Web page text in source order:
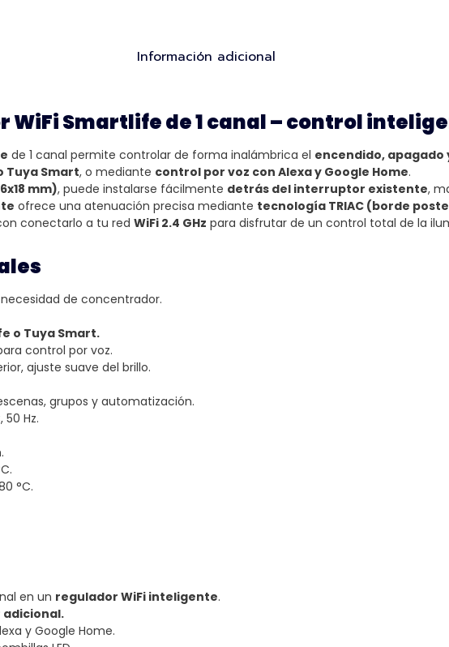
Información adicional
Smartlife de 1 canal – control
de 1 canal permite controlar de forma inalámbrica el encendido, apagado
Tuya Smart, o mediante control por voz con Alexa y Google Home.
mm), puede instalarse fácilmente detrás del interruptor existente,
ofrece una atenuación precisa mediante tecnología TRIAC (borde
conectarlo a tu red WiFi 2.4 GHz para disfrutar de un control total de la
necesidad de concentrador.
o Tuya Smart.
control por voz.
ajuste suave del brillo.
grupos y automatización.
50 Hz.
°C.
en un regulador WiFi inteligente.
adicional.
y Google Home.